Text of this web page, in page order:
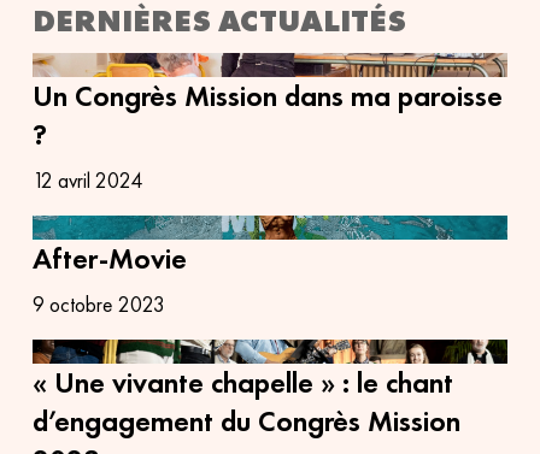
DERNIÈRES ACTUALITÉS
Un Congrès Mission dans ma paroisse
?
12 avril 2024
After-Movie
9 octobre 2023
« Une vivante chapelle » : le chant
d’engagement du Congrès Mission